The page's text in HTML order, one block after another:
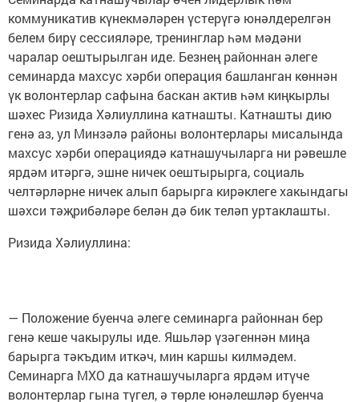
коммуникатив күнекмәләрен үстерүгә юнәлдерелгән
белем бирү сессияләре, тренинглар һәм мәдәни
чаралар оештырылган иде. Безнең районнан әлеге
семинарда махсус хәрби операция башланган көннән
үк волонтерлар сафына баскан актив һәм киңкырлы
шәхес Ризида Хәлиуллина катнашты. Катнашты дию
генә аз, ул Минзәлә районы волонтерлары мисалында
махсус хәрби операциядә катнашучыларга ни рәвешле
ярдәм итәргә, эшне ничек оештырырга, социаль
челтәрләрне ничек алып барырга кирәклеге хакындагы
шәхси тәҗрибәләре белән дә бик теләп уртаклашты.
Ризида Хәлиуллина:
— Положение буенча әлеге семинарга районнан бер
генә кеше чакырулы иде. Яшьләр үзәгеннән миңа
барырга тәкъдим иткәч, мин каршы килмәдем.
Семинарга МХО да катнашучыларга ярдәм итүче
волонтерлар гына түгел, ә төрле юнәлешләр буенча